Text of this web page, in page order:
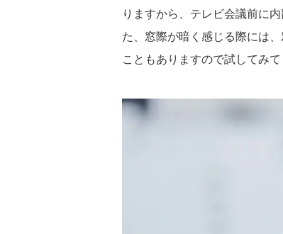
りますから、テレビ会議前に
た、窓際が暗く感じる際には
こともありますので試してみて